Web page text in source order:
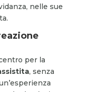
nelle sue
per la
, senza